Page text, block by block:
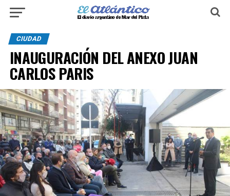
CIUDAD
INAUGURACIÓN DEL ANEXO JUAN
CARLOS PARIS